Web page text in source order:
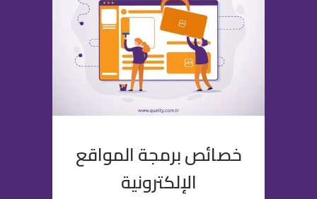
خصائص برمجة المواقع
الإلكترونية